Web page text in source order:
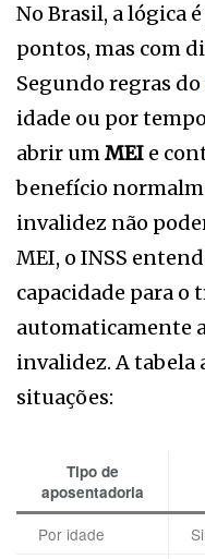
No Brasil, a lógica
pontos, mas com
Segundo regras do
idade ou por
abrir umMEI e
benefício
invalidez não
MEI, o INSS
capacidade para o
automaticamente
invalidez. A tabela
situações:
Tipo de
aposentadoria
Por idade